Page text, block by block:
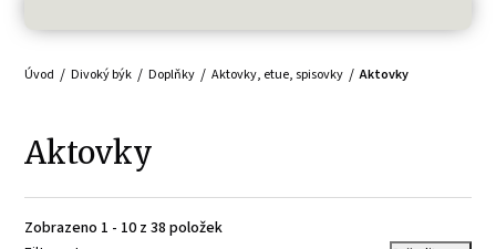
Úvod Divoký býk Doplňky Aktovky, etue, spisovky Aktovky
Aktovky
Zobrazeno 1 - 10 z 38 položek